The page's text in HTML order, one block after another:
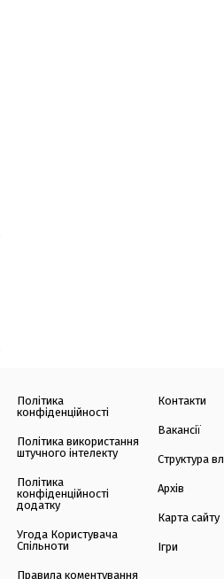
Політика
конфіденційності
Політика використання
штучного інтелекту
Політика
конфіденційності
додатку
Угода Користувача
Спільноти
Правила коментування
Контакти
Вакансії
Структура
Архів
Карта сайту
Ігри